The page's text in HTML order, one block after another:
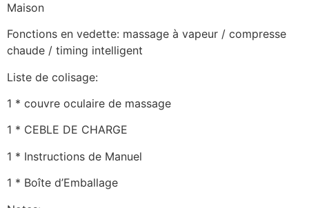
Maison
Fonctions en vedette: massage à vapeur / compresse
chaude / timing intelligent
Liste de colisage:
1 * couvre oculaire de massage
1 * CEBLE DE CHARGE
1 * Instructions de Manuel
1 * Boîte d’Emballage